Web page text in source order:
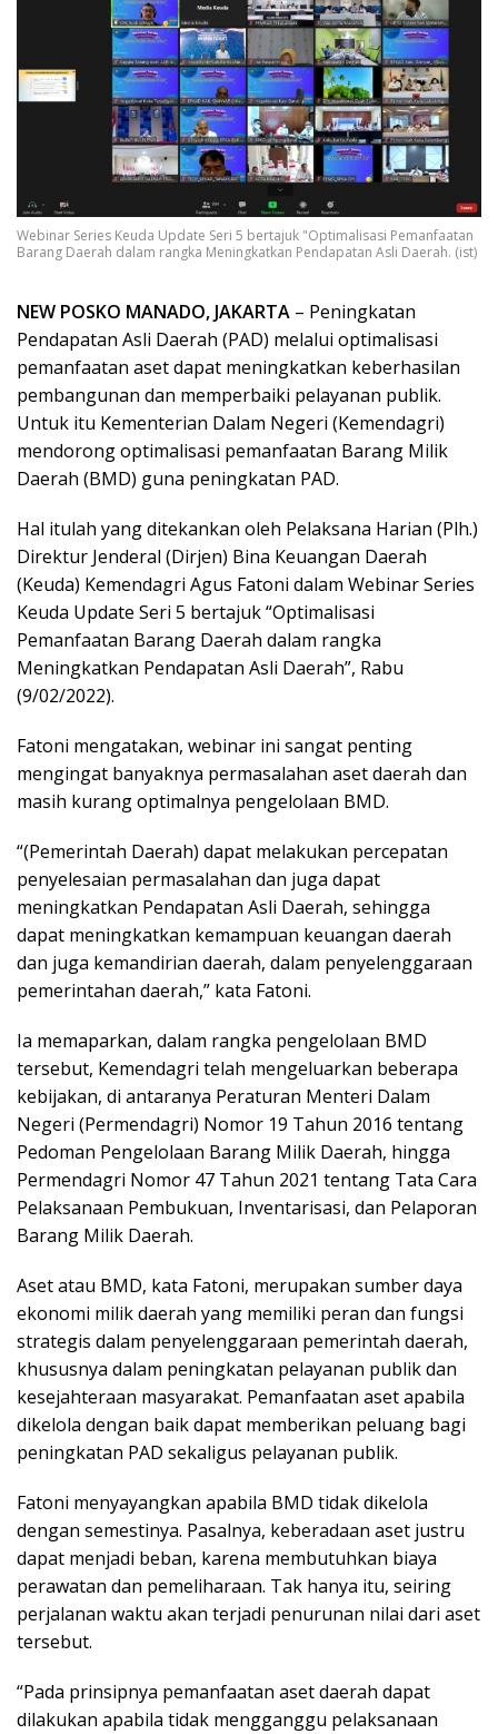
Webinar Series Keuda Update Seri 5 bertajuk "Optimalisasi Pemanfaatan
Barang Daerah dalam rangka Meningkatkan Pendapatan Asli Daerah. (ist)
NEW POSKO MANADO, JAKARTA – Peningkatan
Pendapatan Asli Daerah (PAD) melalui optimalisasi
pemanfaatan aset dapat meningkatkan keberhasilan
pembangunan dan memperbaiki pelayanan publik.
Untuk itu Kementerian Dalam Negeri (Kemendagri)
mendorong optimalisasi pemanfaatan Barang Milik
Daerah (BMD) guna peningkatan PAD.
Hal itulah yang ditekankan oleh Pelaksana Harian (Plh.)
Direktur Jenderal (Dirjen) Bina Keuangan Daerah
(Keuda) Kemendagri Agus Fatoni dalam Webinar Series
Keuda Update Seri 5 bertajuk “Optimalisasi
Pemanfaatan Barang Daerah dalam rangka
Meningkatkan Pendapatan Asli Daerah”, Rabu
(9/02/2022).
Fatoni mengatakan, webinar ini sangat penting
mengingat banyaknya permasalahan aset daerah dan
masih kurang optimalnya pengelolaan BMD.
“(Pemerintah Daerah) dapat melakukan percepatan
penyelesaian permasalahan dan juga dapat
meningkatkan Pendapatan Asli Daerah, sehingga
dapat meningkatkan kemampuan keuangan daerah
dan juga kemandirian daerah, dalam penyelenggaraan
pemerintahan daerah,” kata Fatoni.
Ia memaparkan, dalam rangka pengelolaan BMD
tersebut, Kemendagri telah mengeluarkan beberapa
kebijakan, di antaranya Peraturan Menteri Dalam
Negeri (Permendagri) Nomor 19 Tahun 2016 tentang
Pedoman Pengelolaan Barang Milik Daerah, hingga
Permendagri Nomor 47 Tahun 2021 tentang Tata Cara
Pelaksanaan Pembukuan, Inventarisasi, dan Pelaporan
Barang Milik Daerah.
Aset atau BMD, kata Fatoni, merupakan sumber daya
ekonomi milik daerah yang memiliki peran dan fungsi
strategis dalam penyelenggaraan pemerintah daerah,
khususnya dalam peningkatan pelayanan publik dan
kesejahteraan masyarakat. Pemanfaatan aset apabila
dikelola dengan baik dapat memberikan peluang bagi
peningkatan PAD sekaligus pelayanan publik.
Fatoni menyayangkan apabila BMD tidak dikelola
dengan semestinya. Pasalnya, keberadaan aset justru
dapat menjadi beban, karena membutuhkan biaya
perawatan dan pemeliharaan. Tak hanya itu, seiring
perjalanan waktu akan terjadi penurunan nilai dari aset
tersebut.
“Pada prinsipnya pemanfaatan aset daerah dapat
dilakukan apabila tidak mengganggu pelaksanaan